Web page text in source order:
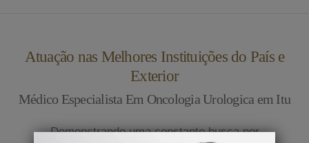
Atuação nas Melhores Instituições do País e
Exterior
Médico Especialista Em Oncologia Urologica em Itu
Demonstrando uma constante busca por